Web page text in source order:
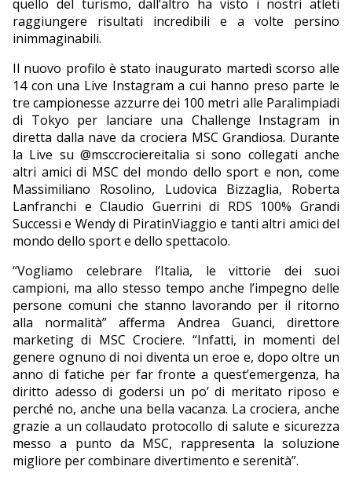
quello del turismo, dall’altro ha visto i nostri atleti
raggiungere risultati incredibili e a volte persino
inimmaginabili.
Il nuovo profilo è stato inaugurato martedì scorso alle
14 con una Live Instagram a cui hanno preso parte le
tre campionesse azzurre dei 100 metri alle Paralimpiadi
di Tokyo per lanciare una Challenge Instagram in
diretta dalla nave da crociera MSC Grandiosa. Durante
la Live su @msccrociereitalia si sono collegati anche
altri amici di MSC del mondo dello sport e non, come
Massimiliano Rosolino, Ludovica Bizzaglia, Roberta
Lanfranchi e Claudio Guerrini di RDS 100% Grandi
Successi e Wendy di PiratinViaggio e tanti altri amici del
mondo dello sport e dello spettacolo.
“Vogliamo celebrare l’Italia, le vittorie dei suoi
campioni, ma allo stesso tempo anche l’impegno delle
persone comuni che stanno lavorando per il ritorno
alla normalità” afferma Andrea Guanci, direttore
marketing di MSC Crociere. “Infatti, in momenti del
genere ognuno di noi diventa un eroe e, dopo oltre un
anno di fatiche per far fronte a quest’emergenza, ha
diritto adesso di godersi un po’ di meritato riposo e
perché no, anche una bella vacanza. La crociera, anche
grazie a un collaudato protocollo di salute e sicurezza
messo a punto da MSC, rappresenta la soluzione
migliore per combinare divertimento e serenità”.